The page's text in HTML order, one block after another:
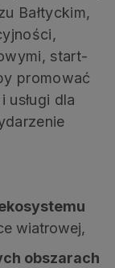
Bałtyckim,
start-
promować
dla
wiatrowej,
obszarach